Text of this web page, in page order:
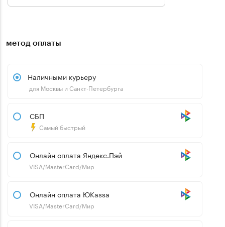
метод оплаты
Наличными курьеру
для Москвы и Санкт-Петербурга
СБП
Самый быстрый
Онлайн оплата Яндекс.Пэй
VISA/MasterCard/Мир
Онлайн оплата ЮKassa
VISA/MasterCard/Мир